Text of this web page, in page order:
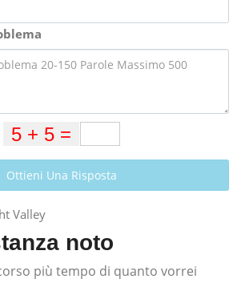
Ottieni Una Risposta
noto
più tempo di quanto vorrei